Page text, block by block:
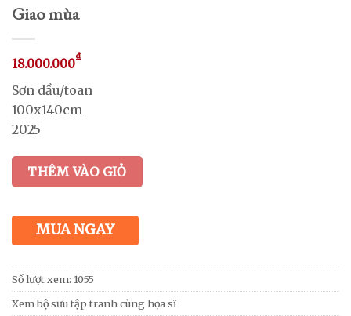
Giao mùa
18.000.000₫
Sơn dầu/toan
100x140cm
2025
THÊM VÀO GIỎ
MUA NGAY
Số lượt xem: 1055
Xem bộ sưu tập tranh cùng họa sĩ